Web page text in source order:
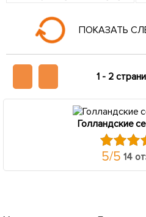
Нет в наличии 37889
Перец "Призма F1" ТМ
25.54
Сообщить о поступлении
грн бонусов за покупку